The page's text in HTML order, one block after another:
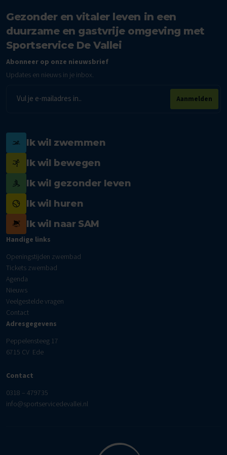
Gezonder en vitaler leven in een
duurzame en gastvrije omgeving met
Sportservice De Vallei
Abonneer op onze nieuwsbrief
Updates en nieuws in je inbox.
mailadres
Aanmelden
Ik wil zwemmen
Ik wil bewegen
Ik wil gezonder leven
Ik wil huren
Ik wil naar SAM
Handige links
Openingstijden zwembad
Tickets zwembad
Agenda
Nieuws
Veelgestelde vragen
Contact
Adresgegevens
Peppelensteeg 17
6715 CV Ede
Contact
0318 – 479735
info@sportservicedevallei.nl